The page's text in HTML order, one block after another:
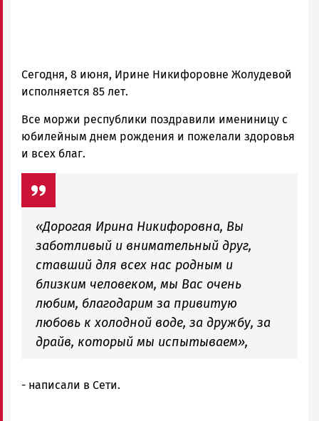
Сегодня, 8 июня, Ирине Никифоровне Жолудевой
исполняется 85 лет.
Все моржи республики поздравили имениницу с
юбилейным днем рождения и пожелали здоровья
и всех благ.
«Дорогая Ирина Никифоровна, Вы
заботливый и внимательный друг,
ставший для всех нас родным и
близким человеком, мы Вас очень
любим, благодарим за привитую
любовь к холодной воде, за дружбу, за
драйв, который мы испытываем»,
- написали в Сети.